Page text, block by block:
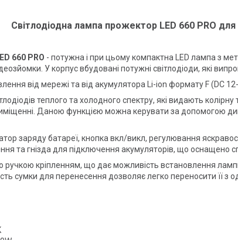
Світлодіодна лампа прожектор LED 660 PRO
660 PRO - потужна і при цьому компактна LED лампа з
У корпус вбудовані потужні світлодіоди, які
від мережі та від акумулятора Li-ion формату F (DC 12-
теплого та холодного спектру, які видають
Даною функцією можна керувати за допомогою
заряду батареї, кнопка вкл/викл, регулювання
та гнізда для підключення акумуляторів, що оснащено
кріпленням, що дає можливість встановлення
сумки для перенесення дозволяє легко переносити її з